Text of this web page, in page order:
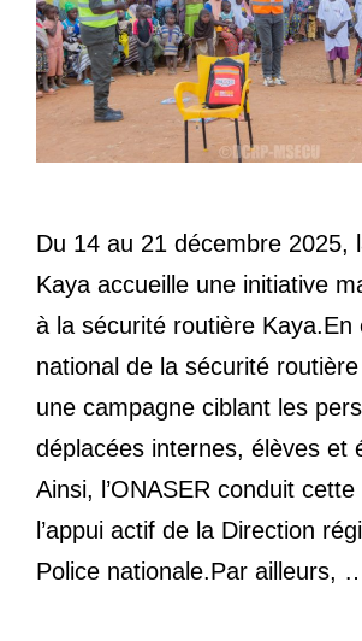
Du 14 au 21 décembre 2025,
Kaya accueille une initiative
à la sécurité routière Kaya.En
national de la sécurité
une campagne ciblant les
déplacées internes, élèves et
Ainsi, l’ONASER conduit
l’appui actif de la Direction
Police nationale.Par ailleurs,